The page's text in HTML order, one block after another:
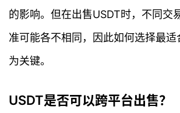
的影响。但在出售USDT时，不同交
准可能各不相同，因此如何选择最
为关键。
USDT是否可以跨平台出售？